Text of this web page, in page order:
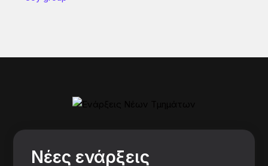
Νέες ενάρξεις